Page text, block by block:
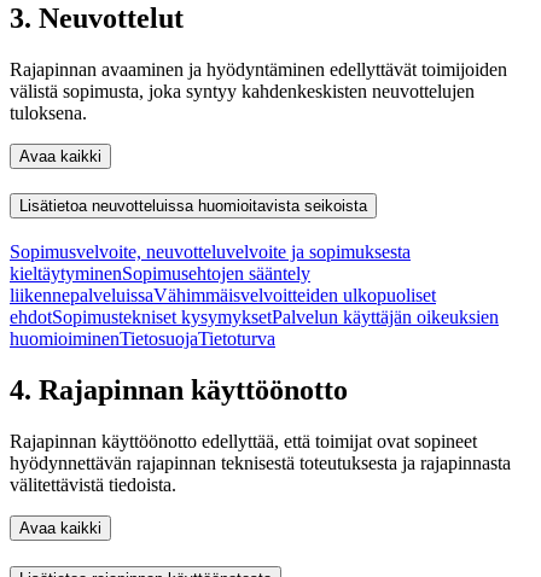
3. Neuvottelut
Rajapinnan avaaminen ja hyödyntäminen edellyttävät toimijoiden
välistä sopimusta, joka syntyy kahdenkeskisten neuvottelujen
tuloksena.
Avaa kaikki
Lisätietoa neuvotteluissa huomioitavista seikoista
Sopimusvelvoite, neuvotteluvelvoite ja sopimuksesta
kieltäytyminenSopimusehtojen sääntely
liikennepalveluissaVähimmäisvelvoitteiden ulkopuoliset
ehdotSopimustekniset kysymyksetPalvelun käyttäjän oikeuksien
huomioiminenTietosuojaTietoturva
4. Rajapinnan käyttöönotto
Rajapinnan käyttöönotto edellyttää, että toimijat ovat sopineet
hyödynnettävän rajapinnan teknisestä toteutuksesta ja rajapinnasta
välitettävistä tiedoista.
Avaa kaikki